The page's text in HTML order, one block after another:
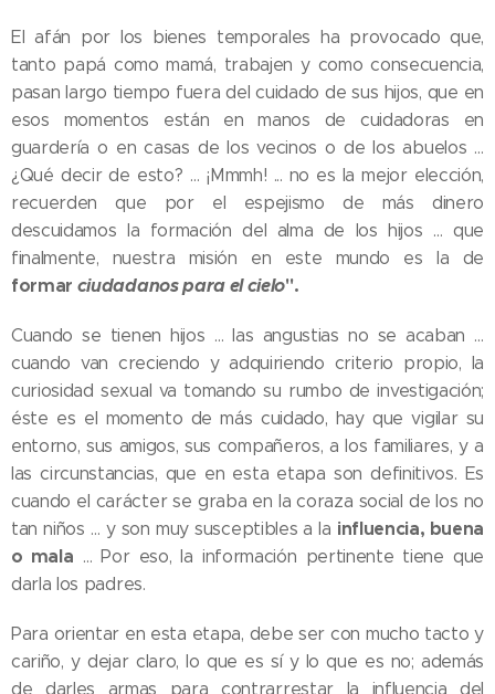
El afán por los bienes temporales ha provocado que,
tanto papá como mamá, trabajen y como consecuencia,
pasan largo tiempo fuera del cuidado de sus hijos, que en
esos momentos están en manos de cuidadoras en
guardería o en casas de los vecinos o de los abuelos …
¿Qué decir de esto? … ¡Mmmh! ... no es la mejor elección,
recuerden que por el espejismo de más dinero
descuidamos la formación del alma de los hijos … que
finalmente, nuestra misión en este mundo es la de
formar ciudadanos para el cielo".
Cuando se tienen hijos … las angustias no se acaban …
cuando van creciendo y adquiriendo criterio propio, la
curiosidad sexual va tomando su rumbo de investigación;
éste es el momento de más cuidado, hay que vigilar su
entorno, sus amigos, sus compañeros, a los familiares, y a
las circunstancias, que en esta etapa son definitivos. Es
cuando el carácter se graba en la coraza social de los no
tan niños … y son muy susceptibles a la influencia, buena
o mala … Por eso, la información pertinente tiene que
darla los padres.
Para orientar en esta etapa, debe ser con mucho tacto y
cariño, y dejar claro, lo que es sí y lo que es no; además
de darles armas para contrarrestar la influencia del